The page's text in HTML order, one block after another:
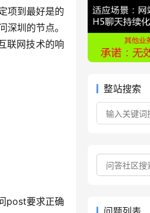
项到最好是的
圳的节点。
联网技术的响
post要求正确
整站搜索